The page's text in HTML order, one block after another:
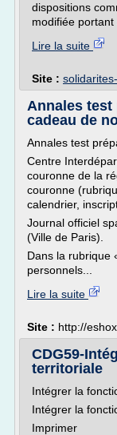
dispositions
modifiée portant
Lire la suite
Site :
Annales
cadeau de
Annales test
Centre
couronne de la
couronne
calendrier,
Journal officiel
(Ville de Paris).
Dans la rubrique
personnels...
Lire la suite
Site : http://
CDG59-
territoriale
Intégrer la
Intégrer la
Imprimer